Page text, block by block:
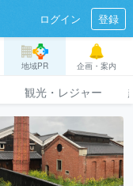
ログイン 登録
地域PR 企画・案内
観光・レジャー